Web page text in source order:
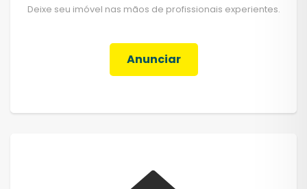
Deixe seu imóvel nas mãos de profissionais experientes.
Anunciar